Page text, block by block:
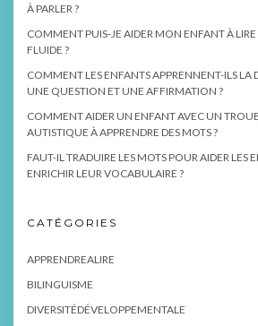
À PARLER ?
COMMENT PUIS-JE AIDER MON ENFANT À
FLUIDE ?
COMMENT LES ENFANTS APPRENNENT-ILS LA
UNE QUESTION ET UNE AFFIRMATION ?
COMMENT AIDER UN ENFANT AVEC UN
AUTISTIQUE À APPRENDRE DES MOTS ?
FAUT-IL TRADUIRE LES MOTS POUR AIDER LES
ENRICHIR LEUR VOCABULAIRE ?
CATÉGORIES
APPRENDREALIRE
BILINGUISME
DIVERSITÉDÉVELOPPEMENTALE